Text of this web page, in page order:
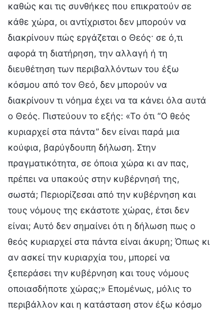
καθώς και τις συνθήκες που επικρατούν σε
κάθε χώρα, οι αντίχριστοι δεν μπορούν να
διακρίνουν πώς εργάζεται ο Θεός· σε ό,τι
αφορά τη διατήρηση, την αλλαγή ή τη
διευθέτηση των περιβαλλόντων του έξω
κόσμου από τον Θεό, δεν μπορούν να
διακρίνουν τι νόημα έχει να τα κάνει όλα αυτά
ο Θεός. Πιστεύουν το εξής: «Το ότι “Ο θεός
κυριαρχεί στα πάντα” δεν είναι παρά μια
κούφια, βαρύγδουπη δήλωση. Στην
πραγματικότητα, σε όποια χώρα κι αν πας,
πρέπει να υπακούς στην κυβέρνησή της,
σωστά; Περιορίζεσαι από την κυβέρνηση και
τους νόμους της εκάστοτε χώρας, έτσι δεν
είναι; Αυτό δεν σημαίνει ότι η δήλωση πως ο
θεός κυριαρχεί στα πάντα είναι άκυρη; Όπως κι
αν ασκεί την κυριαρχία του, μπορεί να
ξεπεράσει την κυβέρνηση και τους νόμους
οποιασδήποτε χώρας;» Επομένως, μόλις το
περιβάλλον και η κατάσταση στον έξω κόσμο